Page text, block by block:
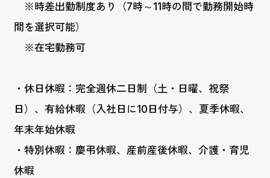
※時差出勤制度あり（7時～11時の間で勤務開始時
間を選択可能）
※在宅勤務可
・休日休暇：完全週休二日制（土・日曜、祝祭
日）、有給休暇（入社日に10日付与）、夏季休暇、
年末年始休暇
・特別休暇：慶弔休暇、産前産後休暇、介護・育児
休暇